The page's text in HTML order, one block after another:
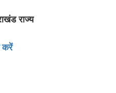
राज्य
करें